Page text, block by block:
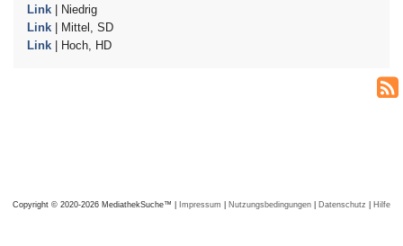
Link | Niedrig
Link | Mittel, SD
Link | Hoch, HD
Copyright © 2020-2026 MediathekSuche™ | Impressum | Nutzungsbedingungen | Datenschutz | Hilfe